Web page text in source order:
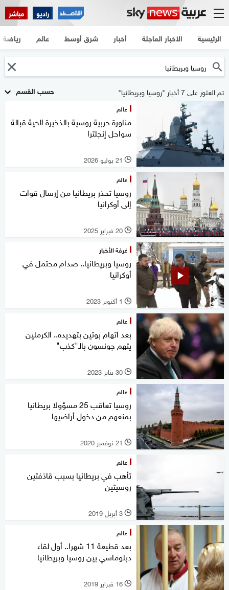
راديو مباشر
الرئيسية الأخبار العاجلة أخبار شرق أوسط عالم رياضة
حسب القسم تم العثور على 7 أخبار "روسيا وبريطانيا"
عالم
مناورة حربية روسية بالذخيرة الحية قبالة
سواحل إنجلترا
l 21 يوليو 2026
عالم
روسيا تحذر بريطانيا من إرسال قوات
إلى أوكرانيا
l 20 فبراير 2025
غرفة الأخبار
روسيا وبريطانيا.. صدام محتمل في
أوكرانيا
l 1 أكتوبر 2023
عالم
بعد اتهام بوتين بتهديده.. الكرملين
يتهم جونسون بالـ"كذب"
l 30 يناير 2023
عالم
روسيا تعاقب 25 مسؤولا بريطانيا
بمنعهم من دخول أراضيها
l 21 نوفمبر 2020
عالم
تأهب في بريطانيا بسبب قاذفتين
روسيتين
l 3 أبريل 2019
عالم
بعد قطيعة 11 شهرا.. أول لقاء
دبلوماسي بين روسيا وبريطانيا
l 16 فبراير 2019